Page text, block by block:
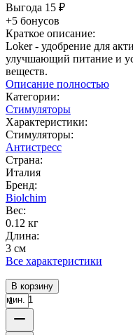
Выгода 15 ₽
+5 бонусов
Краткое описание:
Loker - удобрение для
улучшающий питание и
веществ.
Описание полностью
Категории:
Стимуляторы
Характеристики:
Стимуляторы:
Антистресс
Страна:
Италия
Бренд:
Biolchim
Вес:
0.12 кг
Длина:
3 см
Все характеристики
В корзину
мин. 1